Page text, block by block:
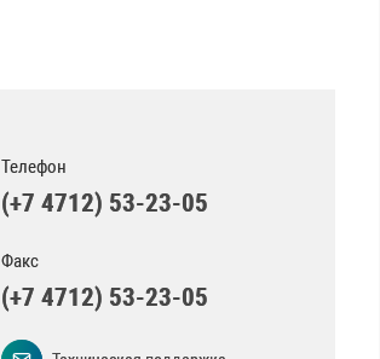
Телефон
(+7 4712) 53-23-05
Факс
(+7 4712) 53-23-05